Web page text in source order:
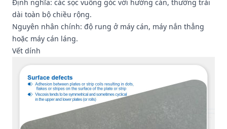
Định nghĩa: các sọc vuông góc với hướng cán, thường trải
dài toàn bộ chiều rộng.
Nguyên nhân chính: độ rung ở máy cán, máy nắn thẳng
hoặc máy cán láng.
Vết dính